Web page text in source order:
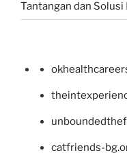
Tantangan dan
catfriends-